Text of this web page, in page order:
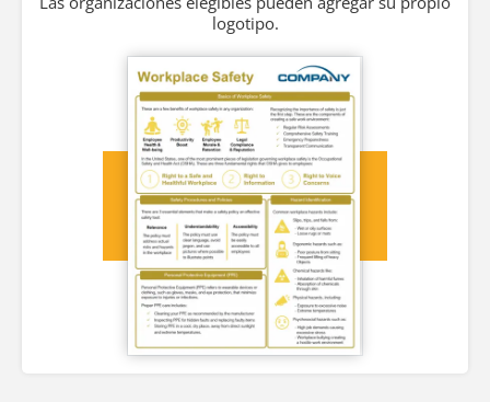
logotipo.